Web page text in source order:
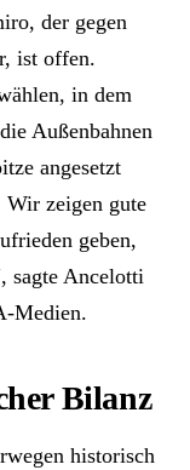
der gegen
ist offen.
in dem
Außenbahnen
angesetzt
Wir zeigen gute
geben,
sagte Ancelotti
Medien.
Bilanz
historisch